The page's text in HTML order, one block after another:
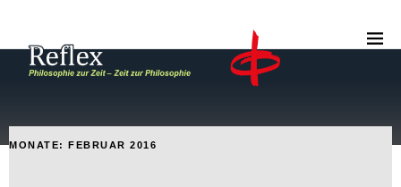
MONATE: FEBRUAR 2016